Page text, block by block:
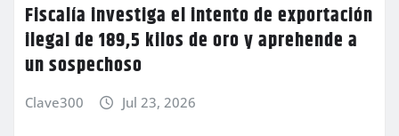
Fiscalía investiga el intento de exportación
ilegal de 189,5 kilos de oro y aprehende a
un sospechoso
Clave300 Jul 23, 2026